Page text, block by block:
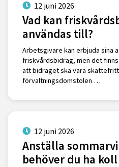
12 juni 2026
Vad kan
användas till?
Arbetsgivare kan erbjuda sina
friskvårdsbidrag, men det
att bidraget ska vara
förvaltningsdomstolen …
12 juni 2026
Anställa
behöver du ha koll